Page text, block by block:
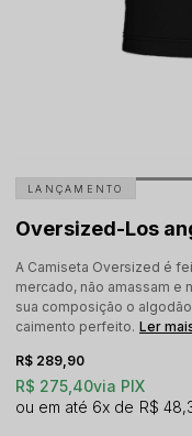
LANÇAMENTO
Oversized-Los
A Camiseta Oversized é
mercado, não amassam e
sua composição o
caimento perfeito. Ler
R$ 275,40via PIX
R$ 289,90
6x R$